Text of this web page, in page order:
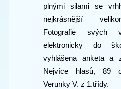
plnými silami se
nejkrásnější
Fotografie svých
elektronicky do
vyhlášena anketa a
Nejvíce hlasů, 89
Verunky V. z 1.třídy.